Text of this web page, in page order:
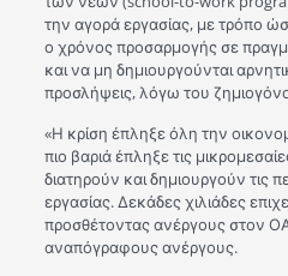
την αγορά εργασίας, με τρόπο
ο χρόνος προσαρμογής σε
και να μη δημιουργούνται
προσλήψεις, λόγω του
«Η κρίση έπληξε όλη την
πιο βαριά έπληξε τις
διατηρούν και δημιουργούν τις
εργασίας. Δεκάδες χιλιάδες
προσθέτοντας ανέργους στον
αναπόγραφους ανέργους.